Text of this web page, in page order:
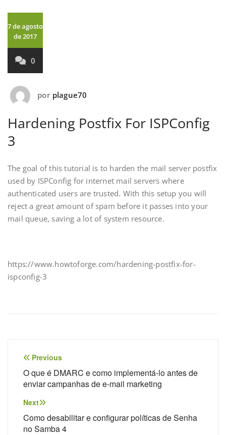
7 de agosto
de 2017
0
por plague70
Hardening Postfix For ISPConfig
3
The goal of this tutorial is to harden the mail server postfix
used by ISPConfig for internet mail servers where
authenticated users are trusted. With this setup you will
reject a great amount of spam before it passes into your
mail queue, saving a lot of system resource.
https://www.howtoforge.com/hardening-postfix-for-
ispconfig-3
Navegação
de
Post
Previous
O que é DMARC e como implementá-lo antes de
enviar campanhas de e-mail marketing
Next
Como desabilitar e configurar políticas de Senha
no Samba 4